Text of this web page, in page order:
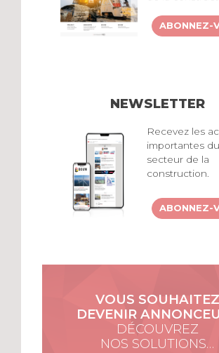
ABONNEZ-
NEWSLETTER
Recevez les
importantes du
secteur de la
construction.
ABONNEZ-
VOUS SOUHAITEZ
DEVENIR
DÉCOUVREZ
NOS SOLUTIONS…